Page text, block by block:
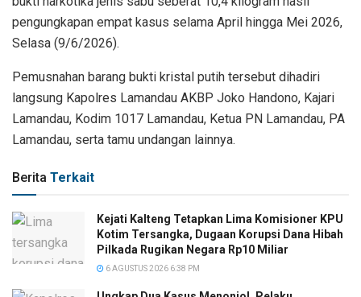
pengungkapan empat kasus selama April hingga Mei 2026,
Selasa (9/6/2026).
Pemusnahan barang bukti kristal putih tersebut dihadiri
langsung Kapolres Lamandau AKBP Joko Handono, Kajari
Lamandau, Kodim 1017 Lamandau, Ketua PN Lamandau, PA
Lamandau, serta tamu undangan lainnya.
Berita Terkait
Kejati Kalteng Tetapkan Lima Komisioner KPU
Kotim Tersangka, Dugaan Korupsi Dana Hibah
Pilkada Rugikan Negara Rp10 Miliar
6 AGUSTUS 2026 6:38 PM